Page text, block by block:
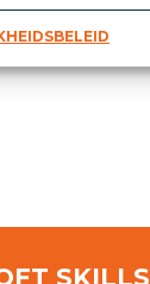
SKILLS